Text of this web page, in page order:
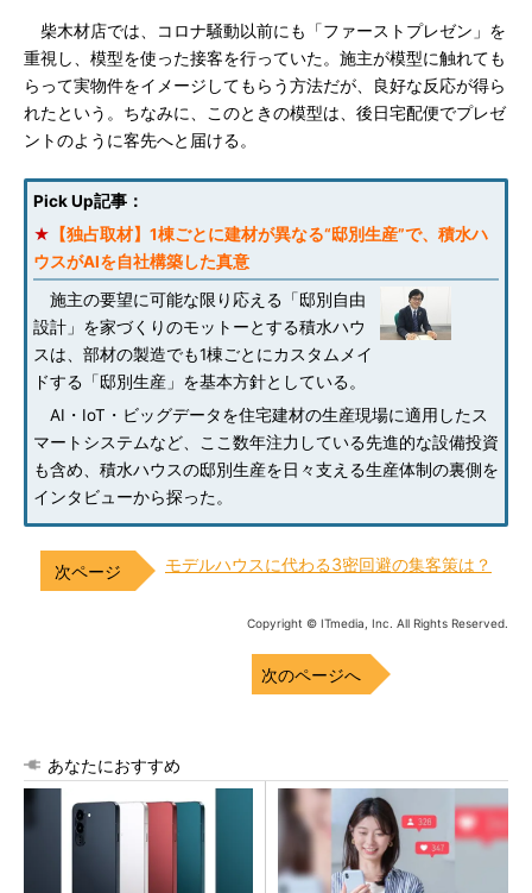
柴木材店では、コロナ騒動以前にも「ファーストプレゼン」を
重視し、模型を使った接客を行っていた。施主が模型に触れても
らって実物件をイメージしてもらう方法だが、良好な反応が得ら
れたという。ちなみに、このときの模型は、後日宅配便でプレゼ
ントのように客先へと届ける。
Pick Up記事：
★ 【独占取材】1棟ごとに建材が異なる“邸別生産”で、積水ハ
ウスがAIを自社構築した真意
施主の要望に可能な限り応える「邸別自由
設計」を家づくりのモットーとする積水ハウ
スは、部材の製造でも1棟ごとにカスタムメイ
ドする「邸別生産」を基本方針としている。
AI・IoT・ビッグデータを住宅建材の生産現場に適用したス
マートシステムなど、ここ数年注力している先進的な設備投資
も含め、積水ハウスの邸別生産を日々支える生産体制の裏側を
インタビューから探った。
モデルハウスに代わる3密回避の集客策は？
Copyright © ITmedia, Inc. All Rights Reserved.
次のページへ
あなたにおすすめ